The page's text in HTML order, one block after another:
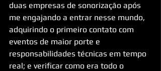
duas empresas de sonorização após
me engajando a entrar nesse mundo,
adquirindo o primeiro contato com
eventos de maior porte e
responsabilidades técnicas em tempo
real; e verificar como era todo o